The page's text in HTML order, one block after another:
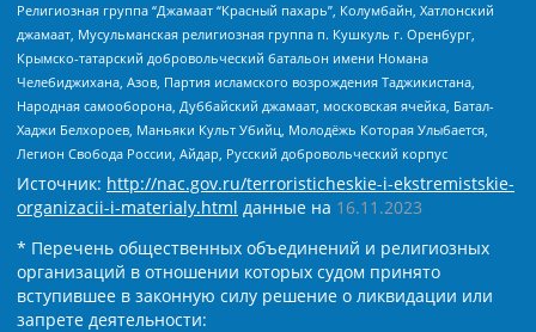
Религиозная группа “Джамаат “Красный пахарь”, Колумбайн, Хатлонский
джамаат, Мусульманская религиозная группа п. Кушкуль г. Оренбург,
Крымско-татарский добровольческий батальон имени Номана
Челебиджихана, Азов, Партия исламского возрождения Таджикистана,
Народная самооборона, Дуббайский джамаат, московская ячейка, Батал-
Хаджи Белхороев, Маньяки Культ Убийц, Молодёжь Которая Улыбается,
Легион Свобода России, Айдар, Русский добровольческий корпус
Источник: http://nac.gov.ru/terroristicheskie-i-ekstremistskie-
organizacii-i-materialy.html данные на 16.11.2023
* Перечень общественных объединений и религиозных
организаций в отношении которых судом принято
вступившее в законную силу решение о ликвидации или
запрете деятельности: